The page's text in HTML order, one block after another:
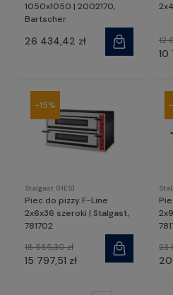
1050x1050 | 2002170,
Bartscher
26 434,42 zł
10
12
Stalgast (HES)
Piec do pizzy F-Line
2x6x36 szeroki | Stalgast,
781702
15 797,51 zł
18 585,30 zł
-15%
23